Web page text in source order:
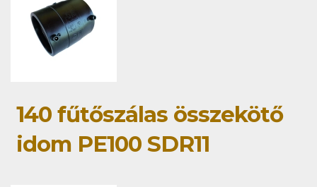
140 fűtőszálas összekötő
idom PE100 SDR11